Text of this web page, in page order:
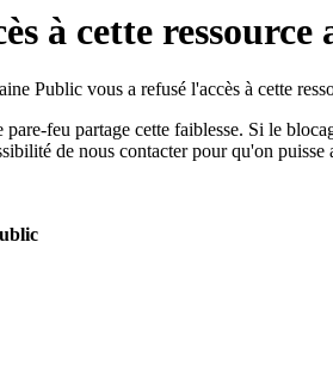
à cette ressource
Public vous a refusé l'accès à cette
feu partage cette faiblesse. Si le
de nous contacter pour qu'on puisse